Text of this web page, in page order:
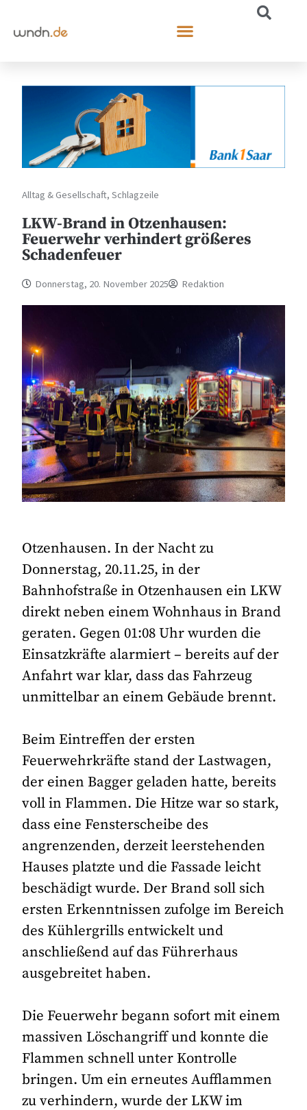
Alltag & Gesellschaft,Schlagzeile
LKW-Brand in Otzenhausen:
Feuerwehr verhindert größeres
Schadenfeuer
Donnerstag, 20. November 2025 Redaktion
Otzenhausen. In der Nacht zu
Donnerstag, 20.11.25, in der
Bahnhofstraße in Otzenhausen ein LKW
direkt neben einem Wohnhaus in Brand
geraten. Gegen 01:08 Uhr wurden die
Einsatzkräfte alarmiert – bereits auf der
Anfahrt war klar, dass das Fahrzeug
unmittelbar an einem Gebäude brennt.
Beim Eintreffen der ersten
Feuerwehrkräfte stand der Lastwagen,
der einen Bagger geladen hatte, bereits
voll in Flammen. Die Hitze war so stark,
dass eine Fensterscheibe des
angrenzenden, derzeit leerstehenden
Hauses platzte und die Fassade leicht
beschädigt wurde. Der Brand soll sich
ersten Erkenntnissen zufolge im Bereich
des Kühlergrills entwickelt und
anschließend auf das Führerhaus
ausgebreitet haben.
Die Feuerwehr begann sofort mit einem
massiven Löschangriff und konnte die
Flammen schnell unter Kontrolle
bringen. Um ein erneutes Aufflammen
zu verhindern, wurde der LKW im